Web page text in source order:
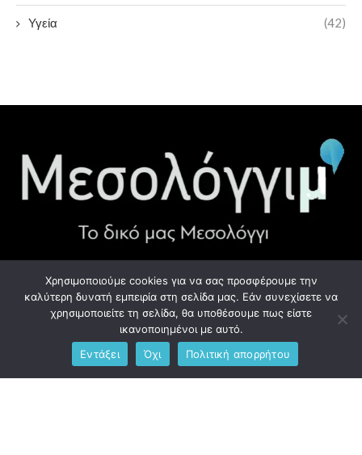
Υγεία (42)
ΧΡΉΣΙΜΑ LINK
Προσωπικά Δεδομένα - GDPR
Ανδρέου Λόντου 1, Μεσολόγγι 302 00
Χρησιμοποιούμε cookies για να σας προσφέρουμε την
καλύτερη δυνατή εμπειρία στη σελίδα μας. Εάν συνεχίσετε να
χρησιμοποιείτε τη σελίδα, θα υποθέσουμε πως είστε
ικανοποιημένοι με αυτό.
Εντάξει
Όχι Πολιτική απορρήτου